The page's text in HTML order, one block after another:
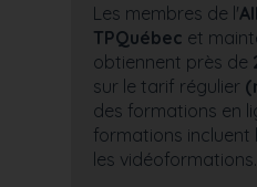
Les membres de l'
TPQuébec et
obtiennent près de
sur le tarif régulier
des formations en
formations incluent
les vidéoformations.